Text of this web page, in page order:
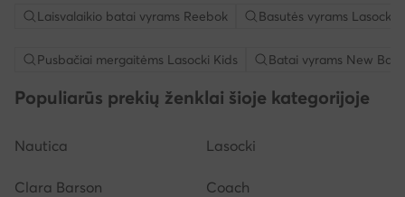
Laisvalaikio batai vyrams Reebok Basutės vyrams Lasocki
Pusbačiai mergaitėms Lasocki Kids Batai vyrams New
Populiarūs prekių ženklai šioje kategorijoje
Nautica Lasocki
Clara Barson Coach